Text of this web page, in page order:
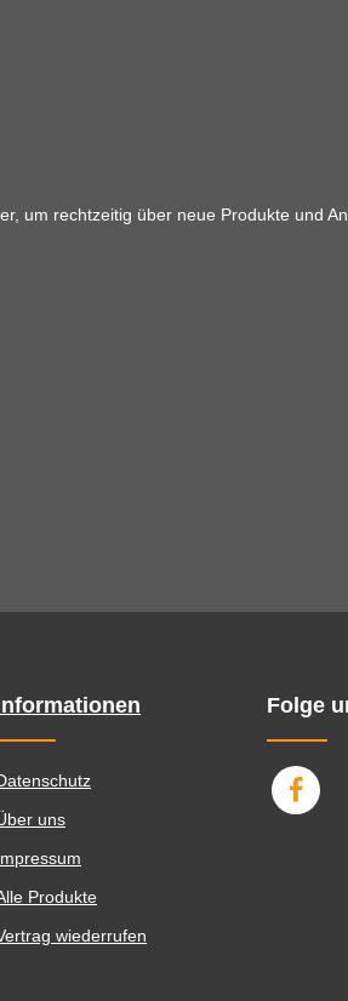
um rechtzeitig über neue Produkte und
uns
Produkte
wiederrufen
Folge